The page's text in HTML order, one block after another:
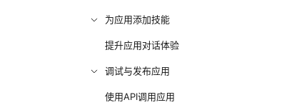
为应用添加技能
提升应用对话体验
调试与发布应用
使用API调用应用